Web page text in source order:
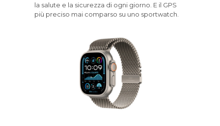
la salute e la sicurezza di ogni giorno. E il GPS
più preciso mai comparso su uno sportwatch.